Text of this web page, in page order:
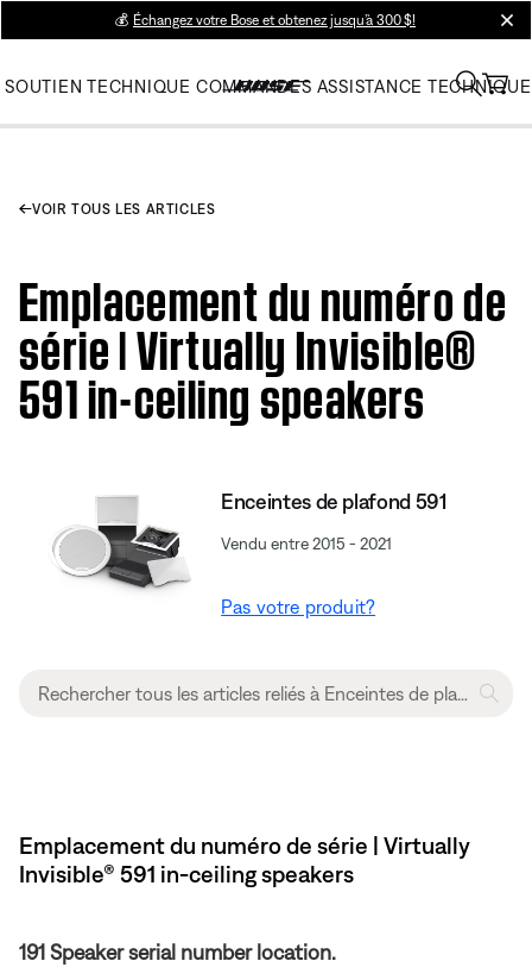
💰 Échangez votre Bose et obtenez jusqu’à 300 $!
SOUTIEN TECHNIQUE COMMANDES ASSISTANCE TECHNIQUE
VOIR TOUS LES ARTICLES
Emplacement du numéro de
série | Virtually Invisible®
591 in-ceiling speakers
Enceintes de plafond 591
Vendu entre 2015 - 2021
Pas votre produit?
Emplacement du numéro de série | Virtually
Invisible® 591 in-ceiling speakers
191 Speaker serial number location.